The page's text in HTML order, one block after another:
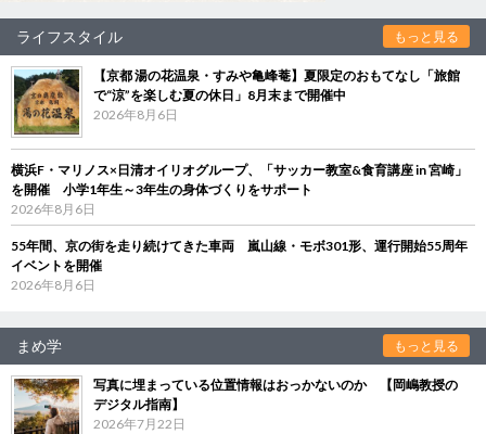
ライフスタイル もっと見る
【京都 湯の花温泉・すみや亀峰菴】夏限定のおもてなし「旅館
で“涼”を楽しむ夏の休日」8月末まで開催中
2026年8月6日
横浜F・マリノス×日清オイリオグループ、「サッカー教室&食育講座 in 宮崎」
を開催 小学1年生～3年生の身体づくりをサポート
2026年8月6日
55年間、京の街を走り続けてきた車両 嵐山線・モボ301形、運行開始55周年
イベントを開催
2026年8月6日
まめ学 もっと見る
写真に埋まっている位置情報はおっかないのか 【岡嶋教授の
デジタル指南】
2026年7月22日